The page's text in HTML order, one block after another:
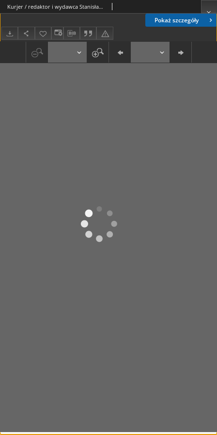
Pokaż szczegóły
Kurjer / redaktor i wydawca Stanisław Korczak. - R. 3, nr 96 (28 kwietnia 1908)